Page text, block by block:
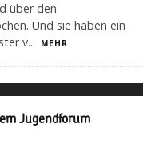
über den
Und sie haben ein
v... MEHR
Jugendforum